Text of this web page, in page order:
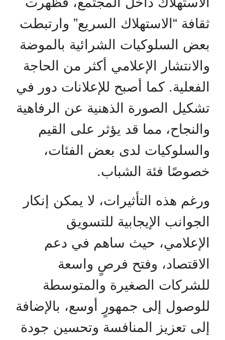
ثقافة “الاستهلاك السريع” وارتبطت
بعض السلوكيات الشرائية بالموضة
والانتشار الإعلامي أكثر من الحاجة
الفعلية. كما أصبح للإعلانات دور في
تشكيل الصورة الذهنية عن الرفاهية
والنجاح، مما قد يؤثر على القيم
والسلوكيات لدى بعض الفئات،
خصوصًا فئة الشباب.
ورغم هذه التأثيرات، لا يمكن إنكار
الجوانب الإيجابية للتسويق
الإعلامي، حيث ساهم في دعم
الاقتصاد، وفتح فرصٍ واسعة
للشركات الصغيرة والمتوسطة
للوصول إلى جمهورٍ أوسع، بالإضافة
إلى تعزيز المنافسة وتحسين جودة